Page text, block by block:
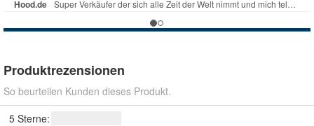
Produktrezensionen
So beurteilen Kunden dieses Produkt.
5 Sterne: